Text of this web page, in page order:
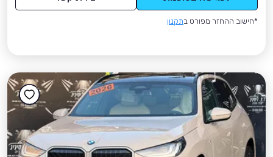
*חישוב ההחזר מפורט בתקנון